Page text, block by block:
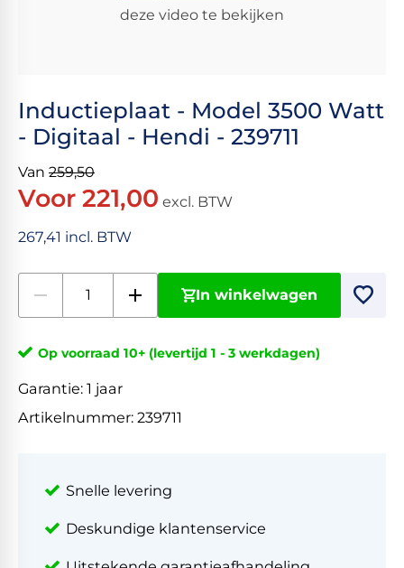
deze video te bekijken
Inductieplaat - Model 3500 Watt
- Digitaal - Hendi - 239711
Van 259,50
Voor 221,00 excl. BTW
267,41 incl. BTW
In winkelwagen
Op voorraad 10+ (levertijd 1 - 3 werkdagen)
Garantie: 1 jaar
Artikelnummer: 239711
Snelle levering
Deskundige klantenservice